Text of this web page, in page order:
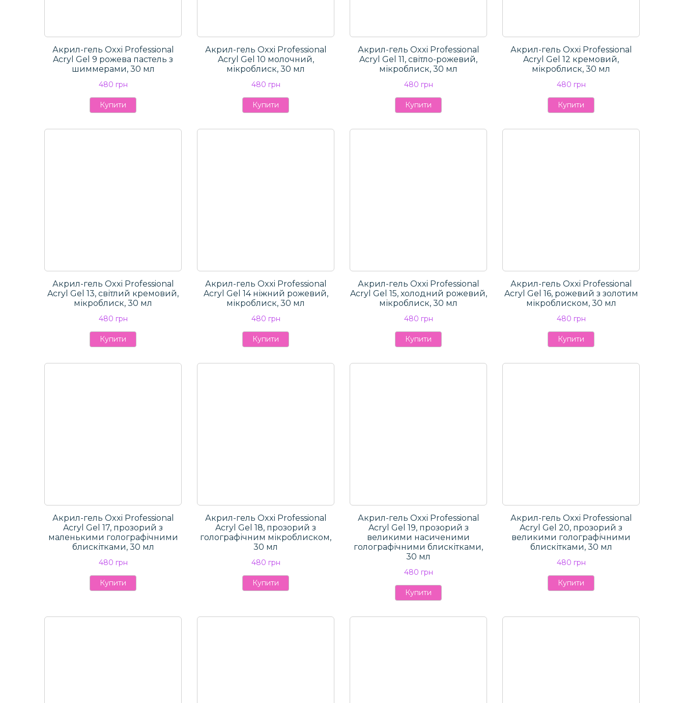
Акрил-гель Oxxi Professional
Aсryl Gel 9 рожева пастель з
шиммерами, 30 мл
480 грн
Купити
Акрил-гель Oxxi Professional
Aсryl Gel 10 молочний,
мікроблиск, 30 мл
480 грн
Купити
Акрил-гель Oxxi Professional
Aсryl Gel 11, світло-рожевий,
мікроблиск, 30 мл
480 грн
Купити
Акрил-гель Oxxi Professional
Aсryl Gel 12 кремовий,
мікроблиск, 30 мл
480 грн
Купити
Акрил-гель Oxxi Professional
Aсryl Gel 13, світлий кремовий,
мікроблиск, 30 мл
480 грн
Купити
Акрил-гель Oxxi Professional
Aсryl Gel 14 ніжний рожевий,
мікроблиск, 30 мл
480 грн
Купити
Акрил-гель Oxxi Professional
Aсryl Gel 15, холодний рожевий,
мікроблиск, 30 мл
480 грн
Купити
Акрил-гель Oxxi Professional
Aсryl Gel 16, рожевий з золотим
мікроблиском, 30 мл
480 грн
Купити
Акрил-гель Oxxi Professional
Aсryl Gel 17, прозорий з
маленькими голографічними
блискітками, 30 мл
480 грн
Купити
Акрил-гель Oxxi Professional
Aсryl Gel 18, прозорий з
голографічним мікроблиском,
30 мл
480 грн
Купити
Акрил-гель Oxxi Professional
Aсryl Gel 19, прозорий з
великими насиченими
голографічними блискітками,
30 мл
480 грн
Купити
Акрил-гель Oxxi Professional
Aсryl Gel 20, прозорий з
великими голографічними
блискітками, 30 мл
480 грн
Купити